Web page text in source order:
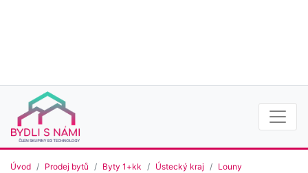
Úvod Prodej bytů Byty 1+kk Ústecký kraj Louny